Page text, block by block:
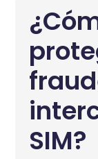
SIM?